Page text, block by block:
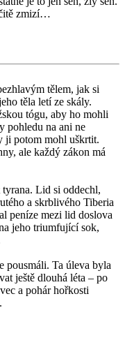
zmizí…
tělem, jak si
těla letí ze skály.
tógu, aby ho mohli
pohledu na ani ne
ji potom mohl uškrtit.
ale každý zákon má
Lid si oddechl,
a skrblivého Tiberia
peníze mezi lid doslova
jeho triumfující sok,
pousmáli. Ta úleva byla
ještě dlouhá léta – po
a pohár hořkosti